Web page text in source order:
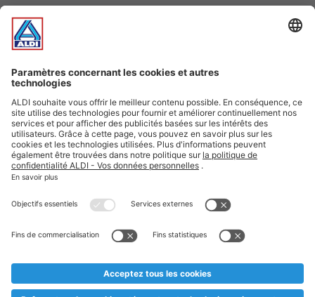
Offres
Infos essentielles
Suivez ALDI Belgique
Textes marqués d'un astérisque et mentions légales
* Nous vendons ces articles temporairement et jusqu'à
au cas où, malgré le planning bien étudié, nous serions
prématurément en rupture de stock. Prix Recupel et TVA incl.
** Sur ce site, l’utilisation de la forme masculine a été adoptée